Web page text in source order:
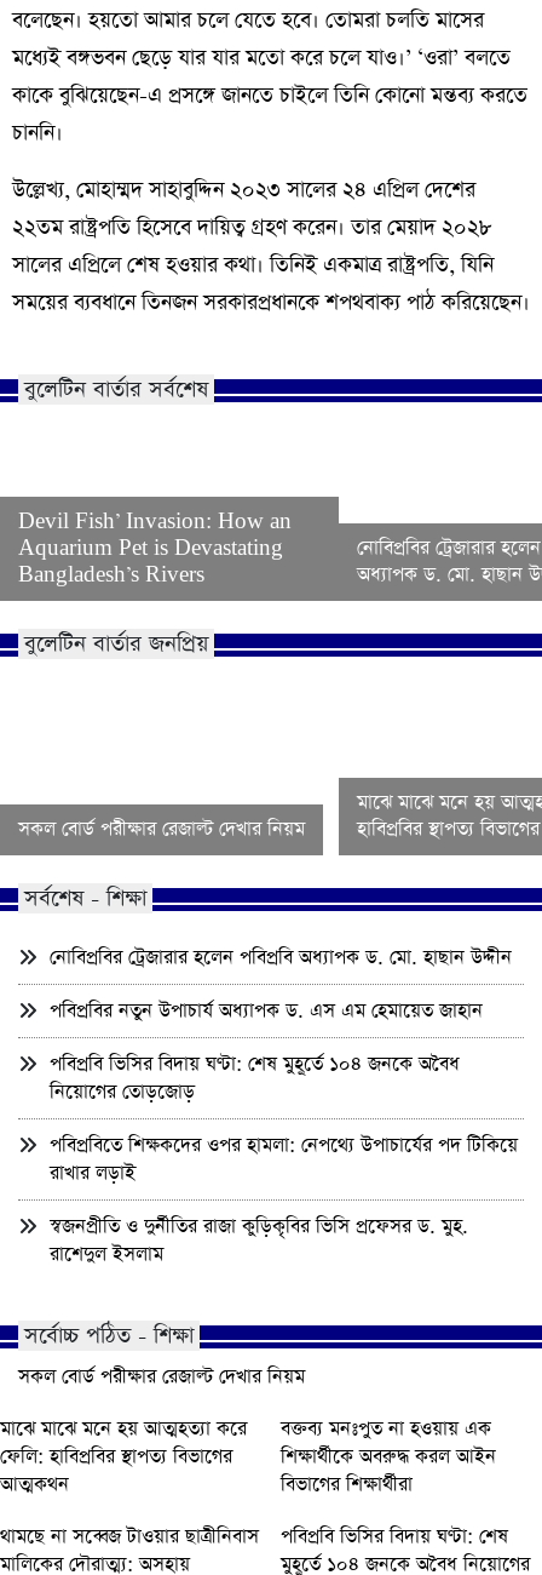
বলেছেন। হয়তো আমার চলে যেতে হবে। তোমরা চলতি মাসের
মধ্যেই বঙ্গভবন ছেড়ে যার যার মতো করে চলে যাও।’ ‘ওরা’ বলতে
কাকে বুঝিয়েছেন-এ প্রসঙ্গে জানতে চাইলে তিনি কোনো মন্তব্য করতে
চাননি।
উল্লেখ্য, মোহাম্মদ সাহাবুদ্দিন ২০২৩ সালের ২৪ এপ্রিল দেশের
২২তম রাষ্ট্রপতি হিসেবে দায়িত্ব গ্রহণ করেন। তার মেয়াদ ২০২৮
সালের এপ্রিলে শেষ হওয়ার কথা। তিনিই একমাত্র রাষ্ট্রপতি, যিনি
সময়ের ব্যবধানে তিনজন সরকারপ্রধানকে শপথবাক্য পাঠ করিয়েছেন।
বুলেটিন বার্তার সর্বশেষ
Devil Fish’ Invasion: How an
Aquarium Pet is Devastating
Bangladesh’s Rivers
নোবিপ্রবির ট্রেজারার
অধ্যাপক ড. মো. হাছান
বুলেটিন বার্তার জনপ্রিয়
সকল বোর্ড পরীক্ষার রেজাল্ট দেখার নিয়ম
মাঝে মাঝে মনে হয়
হাবিপ্রবির স্থাপত্য
সর্বশেষ - শিক্ষা
নোবিপ্রবির ট্রেজারার হলেন পবিপ্রবি অধ্যাপক ড. মো. হাছান উদ্দীন
পবিপ্রবির নতুন উপাচার্য অধ্যাপক ড. এস এম হেমায়েত জাহান
পবিপ্রবি ভিসির বিদায় ঘণ্টা: শেষ মুহূর্তে ১০৪ জনকে অবৈধ
নিয়োগের তোড়জোড়
পবিপ্রবিতে শিক্ষকদের ওপর হামলা: নেপথ্যে উপাচার্যের পদ টিকিয়ে
রাখার লড়াই
স্বজনপ্রীতি ও দুর্নীতির রাজা কুড়িকৃবির ভিসি প্রফেসর ড. মুহ.
রাশেদুল ইসলাম
সর্বোচ্চ পঠিত - শিক্ষা
সকল বোর্ড পরীক্ষার রেজাল্ট দেখার নিয়ম
মাঝে মাঝে মনে হয় আত্মহত্যা করে
ফেলি: হাবিপ্রবির স্থাপত্য বিভাগের
আত্মকথন
বক্তব্য মনঃপুত না হওয়ায় এক
শিক্ষার্থীকে অবরুদ্ধ করল আইন
বিভাগের শিক্ষার্থীরা
থামছে না সব্বেজ টাওয়ার ছাত্রীনিবাস
মালিকের দৌরাত্ম্য: অসহায়
পবিপ্রবি ভিসির বিদায় ঘণ্টা: শেষ
মুহূর্তে ১০৪ জনকে অবৈধ নিয়োগের